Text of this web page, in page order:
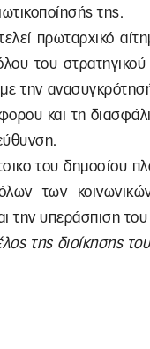
της.
πρωταρχικό
του
την
και τη
του δημοσίου
όλων των
την υπεράσπιση
της διοίκησης